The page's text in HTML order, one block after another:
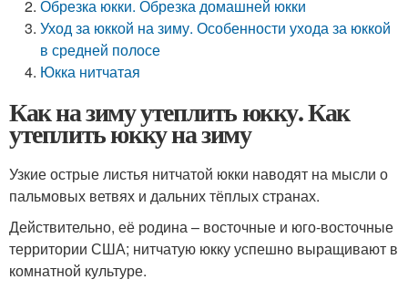
Обрезка юкки. Обрезка домашней юкки
Уход за юккой на зиму. Особенности ухода за юккой
в средней полосе
Юкка нитчатая
Как на зиму утеплить юкку. Как
утеплить юкку на зиму
Узкие острые листья нитчатой юкки наводят на мысли о
пальмовых ветвях и дальних тёплых странах.
Действительно, её родина – восточные и юго-восточные
территории США; нитчатую юкку успешно выращивают в
комнатной культуре.